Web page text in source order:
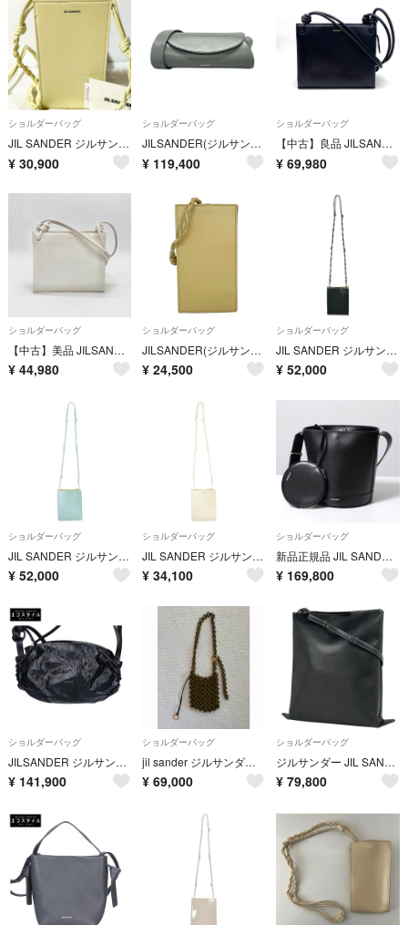
ショルダーバッグ
JIL SANDER ジルサンダー タングル レザー クロスボディ フォンケース ミニ ショルダーバッグ イエロー
¥ 30,900
ショルダーバッグ
JILSANDER(ジルサンダー) ショルダーバッグ Cannolo(カンノーロ) ライトブルー レザー
¥ 119,400
ショルダーバッグ
【中古】良品 JILSANDER ジルサンダー GIRO レザー ショルダー バッグ fH04150A
¥ 69,980
ショルダーバッグ
【中古】美品 JILSANDER ジルサンダー GIRO レザー ショルダー バッグ fH04151A
¥ 44,980
ショルダーバッグ
JILSANDER(ジルサンダー) ショルダーバッグ美品 タングル フォン ケース J25VL0005 ベージュ スマホポシェット レザー
¥ 24,500
ショルダーバッグ
JIL SANDER ジルサンダー ショルダーバッグ 黒 【古着】【中古】【送料無料】
¥ 52,000
ショルダーバッグ
JIL SANDER ジルサンダー ショルダーバッグ 青 【古着】【中古】【送料無料】
¥ 52,000
ショルダーバッグ
JIL SANDER ジルサンダー ショルダーバッグ 白 【古着】【中古】【送料無料】
¥ 34,100
ショルダーバッグ
新品正規品 JIL SANDER Cannolo バケットバッグ カンノーロ
¥ 169,800
ショルダーバッグ
JILSANDER ジルサンダー J07WG0065 P6405 CUSHION SM クッション
¥ 141,900
ショルダーバッグ
jil sander ジルサンダー LINK BAG チェーン リンクバッグ
¥ 69,000
ショルダーバッグ
ジルサンダー JIL SANDER ショルダーバッグ エンパイア レザー ブラック レディース 【中古】
¥ 79,800